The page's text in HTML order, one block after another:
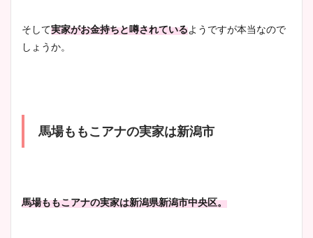
大家彩香アナのかわいいカッ
安藤萌々アナのカップ画像や
そして実家がお金持ちと噂されているようですが本当なので
しょうか。
馬場ももこアナの実家は新潟市
馬場ももこアナの実家は新潟県新潟市中央区。